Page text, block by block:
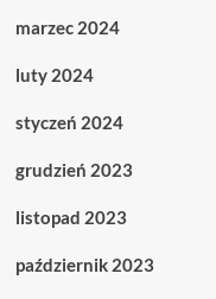
marzec 2024
luty 2024
styczeń 2024
grudzień 2023
listopad 2023
październik 2023